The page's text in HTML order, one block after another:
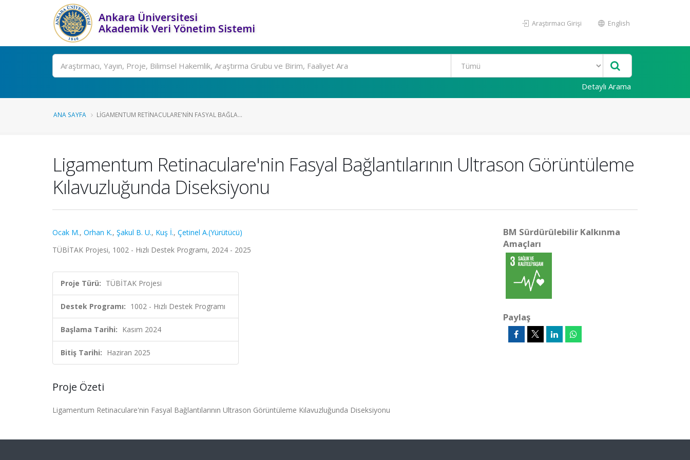
Ankara Üniversitesi
Akademik Veri Yönetim Sistemi
Araştırmacı Girişi English
Ara
Detaylı Arama
ANA SAYFA LIGAMENTUM RETINACULARE'NIN FASYAL BAĞLA...
Ligamentum Retinaculare'nin Fasyal Bağlantılarının Ultrason Görüntüleme
Kılavuzluğunda Diseksiyonu
Ocak M., Orhan K., Şakul B. U., Kuş İ., Çetinel A.(Yürütücü)
TÜBİTAK Projesi, 1002 - Hızlı Destek Programı, 2024 - 2025
Proje Türü: TÜBİTAK Projesi
Destek Programı: 1002 - Hızlı Destek Programı
Başlama Tarihi: Kasım 2024
Bitiş Tarihi: Haziran 2025
Proje Özeti
Ligamentum Retinaculare'nin Fasyal Bağlantılarının Ultrason Görüntüleme Kılavuzluğunda Diseksiyonu
BM Sürdürülebilir Kalkınma
Amaçları
Paylaş